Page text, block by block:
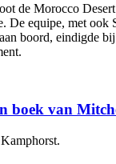
de Morocco
De equipe, met ook
boord, eindigde
boek van